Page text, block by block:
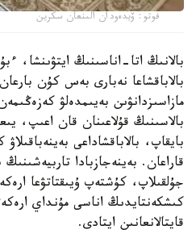
فوتو: ۆيدەودان الىنعان سكرين
بالانىڭ اتا-اناسىنىڭ ايتۋىنشا،
بالاباقشاعا نەبارى بەس كۇن
مازاسىزدانۋىن بەيىمدەلۋ
بالاسىنىڭ قۇلاعىنان قان اعىپ،
بايقاپ، بالاباقشاداعى
قاراعان. بەينەجازبادا
جۇلقىلاپ، كۇشتەپ ۇيىقتاتۋعا
كىشكەنتايدىڭ اناسى مۇنداي
قايتالانعانىن ايتادى.